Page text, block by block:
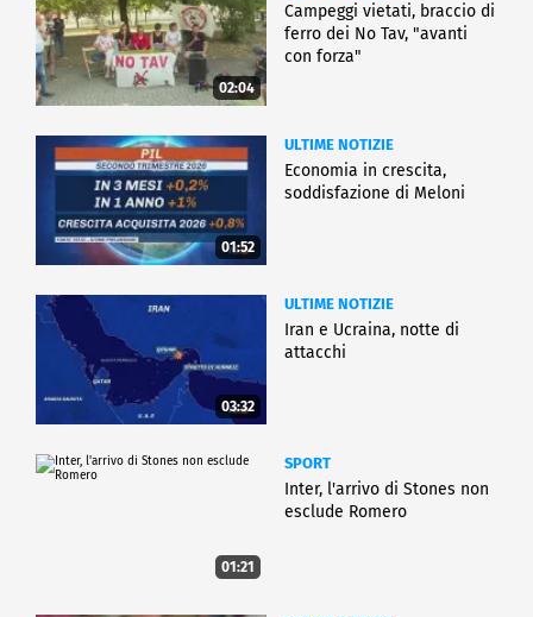
02:04
Campeggi vietati, braccio di
ferro dei No Tav, "avanti
con forza"
01:52
ULTIME NOTIZIE
Economia in crescita,
soddisfazione di Meloni
03:32
ULTIME NOTIZIE
Iran e Ucraina, notte di
attacchi
01:21
SPORT
Inter, l'arrivo di Stones non
esclude Romero